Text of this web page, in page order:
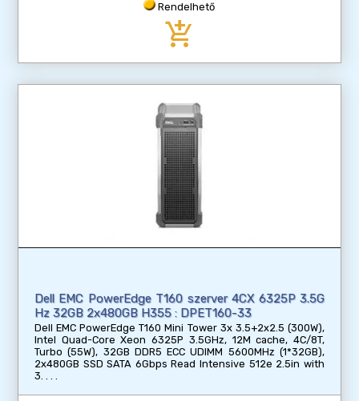
Rendelhető
add_shopping_cart
Dell EMC PowerEdge T160 szerver 4CX 6325P 3.5G
Hz 32GB 2x480GB H355 : DPET160-33
Dell EMC PowerEdge T160 Mini Tower 3x 3.5+2x2.5 (300W),
Intel Quad-Core Xeon 6325P 3.5GHz, 12M cache, 4C/8T,
Turbo (55W), 32GB DDR5 ECC UDIMM 5600MHz (1*32GB),
2x480GB SSD SATA 6Gbps Read Intensive 512e 2.5in with
3.